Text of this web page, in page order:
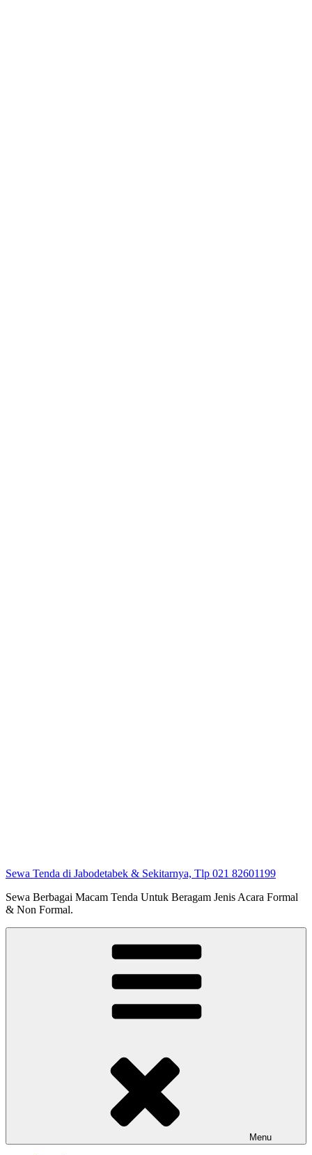
Sewa Tenda di Jabodetabek & Sekitarnya, Tlp 021 82601199
Sewa Berbagai Macam Tenda Untuk Beragam Jenis Acara Formal
& Non Formal.
Menu